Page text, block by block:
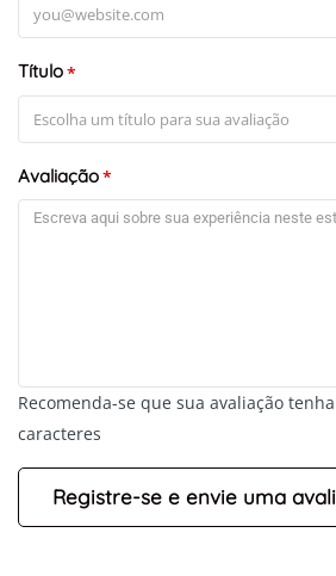
Título*
Avaliação*
Recomenda-se que sua avaliação
caracteres